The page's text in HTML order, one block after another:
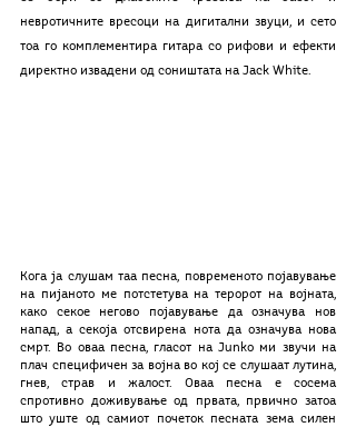
невротичните вресоци на дигитални звуци, и сето
тоа го комплементира гитара со рифови и ефекти
директно извадени од соништата на Jack White.
Кога ја слушам таа песна, повременото појавување
на пијаното ме потстетува на теророт на војната,
како секое негово појавување да означува нов
напад, а секоја отсвирена нота да означува нова
смрт. Во оваа песна, гласот на Junko ми звучи на
плач специфичен за војна во кој се слушаат лутина,
гнев, страв и жалост. Оваа песна е сосема
спротивно доживување од првата, првично затоа
што уште од самиот почеток песната зема силен